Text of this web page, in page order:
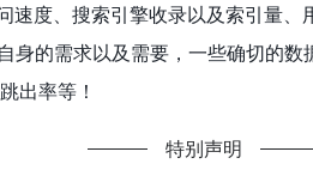
速度、搜索引擎收录以及索引量、
身的需求以及需要，一些确切的
出率等！
特别声明